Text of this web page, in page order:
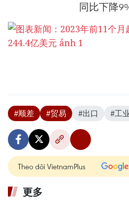
同比下降
#顺差 #贸易 #出口 #工
Theo dõi VietnamPlus
更多